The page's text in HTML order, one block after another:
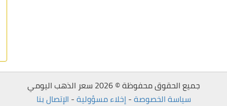
جميع الحقوق محفوظة © 2026 سعر الذهب اليومي
سياسة الخصوصة-إخلاء مسؤولية- الإتصال بنا